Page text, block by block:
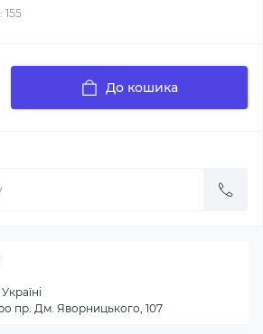
155
До кошика
пр. Дм. Яворницького, 107